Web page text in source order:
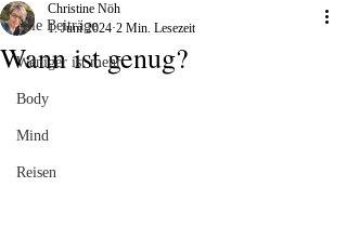
Alle Beiträge
Weniger ist mehr
Body
Mind
Reisen
Wann ist genug?
Christine Nöh
1. Juni 2024 2 Min. Lesezeit